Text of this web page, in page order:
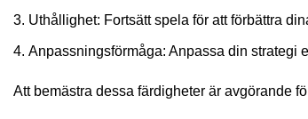
Uthållighet: Fortsätt spela för att förbättra
Anpassningsförmåga: Anpassa din strategi
Att bemästra dessa färdigheter är avgörande